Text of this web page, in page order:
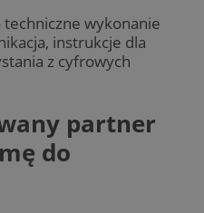
wykonanie
instrukcje dla
z cyfrowych
partner
do